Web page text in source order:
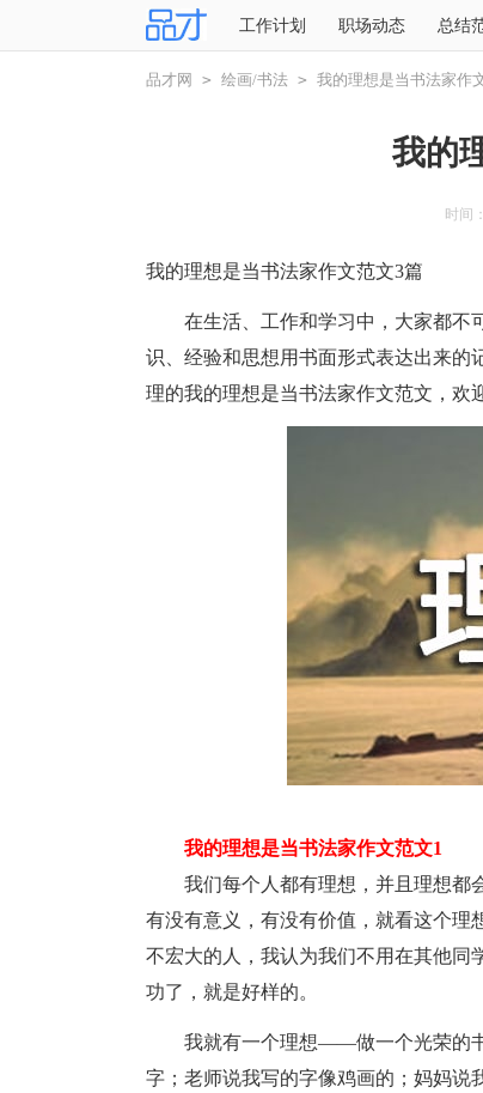
工作计划 职场动态 总结
品才网 > 绘画/书法 > 我的理想是当书法家作
我的
时间
我的理想是当书法家作文范文3篇
在生活、工作和学习中，大家都不可
识、经验和思想用书面形式表达出来的
理的我的理想是当书法家作文范文，欢
我的理想是当书法家作文范文1
我们每个人都有理想，并且理想都会
有没有意义，有没有价值，就看这个理
不宏大的人，我认为我们不用在其他同
功了，就是好样的。
我就有一个理想——做一个光荣的书
字；老师说我写的字像鸡画的；妈妈说